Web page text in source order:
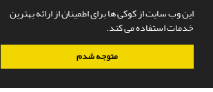
این وب سایت از کوکی ها برای اطمینان از ارائه بهترین
خدمات استفاده می کند.
متوجه شدم
سامانه مدیریت نشریات علمی.طراحی و پیاده سازی از